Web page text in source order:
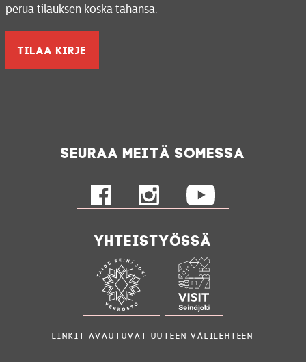
perua tilauksen koska tahansa.
Seuraa meitä somessa
Yhteistyössä
Linkit avautuvat uuteen välilehteen